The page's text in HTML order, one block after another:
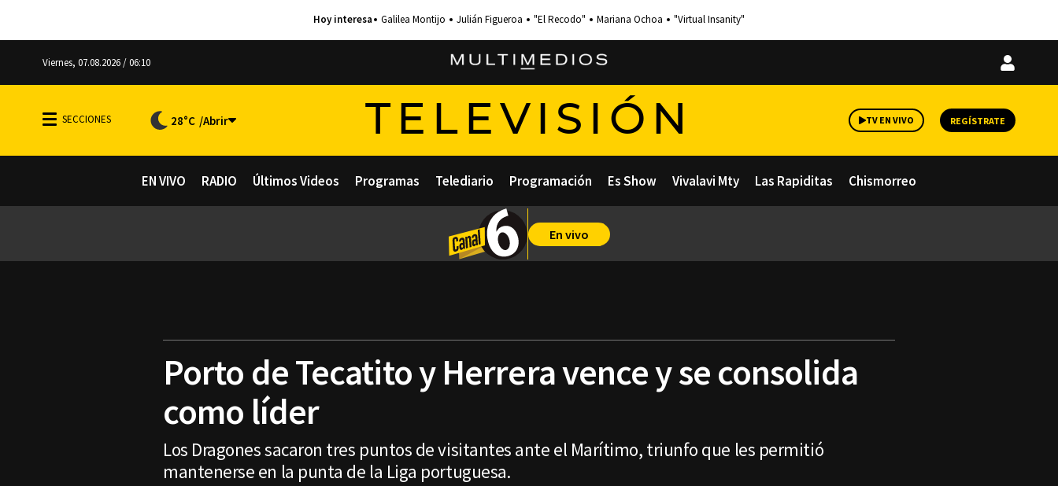
Galilea Montijo Julián Figueroa "El Recodo" Mariana Ochoa "Virtual Insanity"
Viernes, 07.08.2026 / 06:10
Iniciar
28°C TELEVISIÓN TV EN VIVO REGÍSTRATE
EN VIVO RADIO Últimos Videos Programas Telediario Programación Es Show Vivalavi Mty Las Rapiditas Chismorreo
En vivo
Porto de Tecatito y Herrera vence y se consolida
como líder
Los Dragones sacaron tres puntos de visitantes ante el Marítimo, triunfo que les permitió
mantenerse en la punta de la Liga portuguesa.